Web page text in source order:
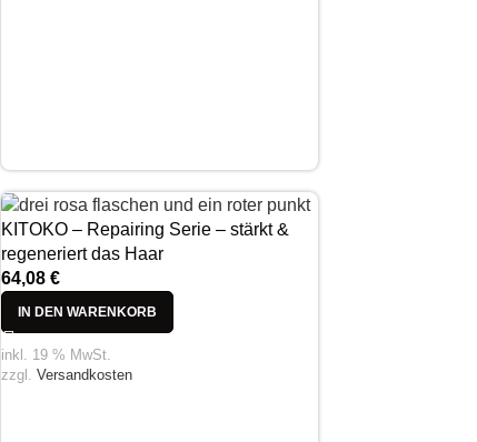
KITOKO – Repairing Serie – stärkt &
regeneriert das Haar
64,08 €
IN DEN WARENKORB
inkl. 19 % MwSt.
zzgl. Versandkosten